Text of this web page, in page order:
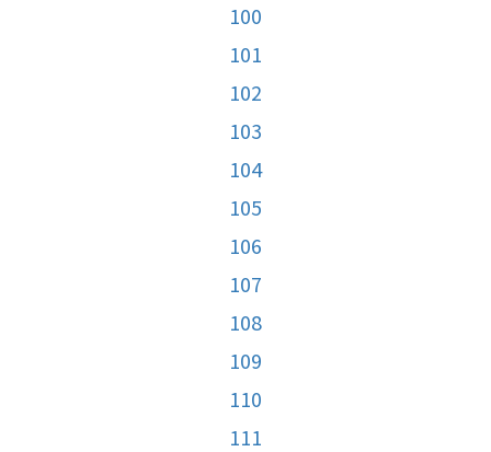
100
101
102
103
104
105
106
107
108
109
110
111